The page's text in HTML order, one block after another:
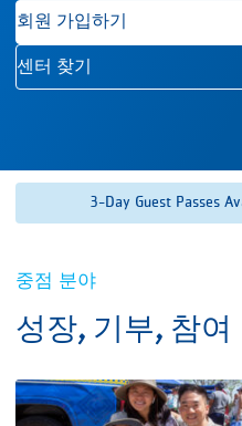
회원 가입하기
센터 찾기
3-Day Guest Passes
중점 분야
성장, 기부, 참여